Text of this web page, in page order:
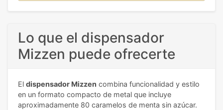
Lo que el dispensador
Mizzen puede ofrecerte
El dispensador Mizzen combina funcionalidad y estilo
en un formato compacto de metal que incluye
aproximadamente 80 caramelos de menta sin azúcar.